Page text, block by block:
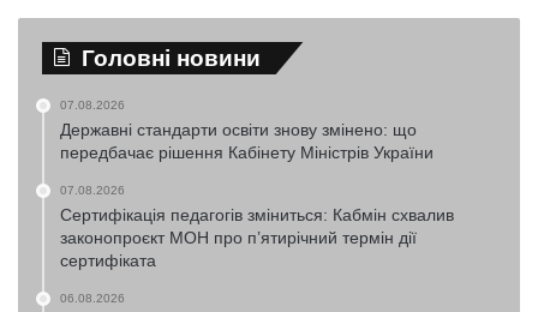
Головні новини
07.08.2026
Державні стандарти освіти знову змінено: що
передбачає рішення Кабінету Міністрів України
07.08.2026
Сертифікація педагогів зміниться: Кабмін схвалив
законопроєкт МОН про п’ятирічний термін дії
сертифіката
06.08.2026